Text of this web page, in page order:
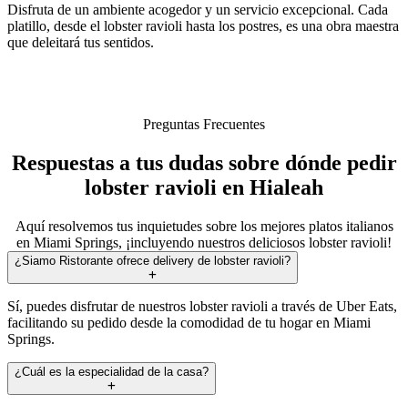
Disfruta de un ambiente acogedor y un servicio excepcional. Cada
platillo, desde el lobster ravioli hasta los postres, es una obra maestra
que deleitará tus sentidos.
Preguntas Frecuentes
Respuestas a tus dudas sobre dónde pedir
lobster ravioli en Hialeah
Aquí resolvemos tus inquietudes sobre los mejores platos italianos
en Miami Springs, ¡incluyendo nuestros deliciosos lobster ravioli!
¿Siamo Ristorante ofrece delivery de lobster ravioli?
Sí, puedes disfrutar de nuestros lobster ravioli a través de Uber Eats,
facilitando su pedido desde la comodidad de tu hogar en Miami
Springs.
¿Cuál es la especialidad de la casa?